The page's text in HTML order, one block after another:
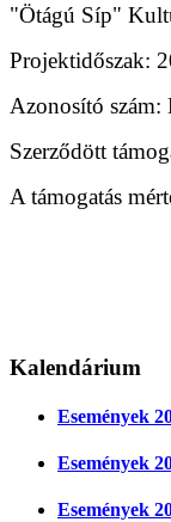
"Ötágú Síp"
Projektidőszak:
Azonosító
Szerződött
A támogatás
Kalendárium
Események
Események
Események